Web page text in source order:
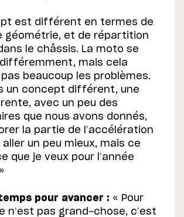
est différent en termes de
géométrie, et de répartition
le châssis. La moto se
mais cela
pas beaucoup les problèmes.
un concept différent, une
avec un peu des
que nous avons donnés,
la partie de l’accélération
aller un peu mieux, mais ce
que je veux pour l’année
pour avancer : « Pour
n’est pas grand-chose, c’est